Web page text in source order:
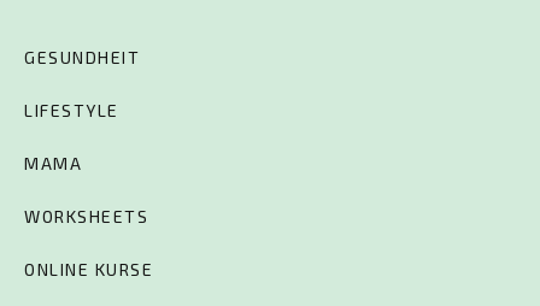
GESUNDHEIT
LIFESTYLE
MAMA
WORKSHEETS
ONLINE KURSE